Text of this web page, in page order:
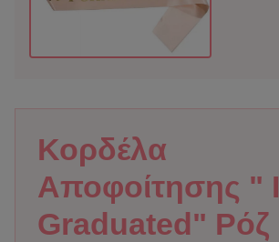
Κορδέλα
Αποφοίτησης " I
Graduated" Ρόζ